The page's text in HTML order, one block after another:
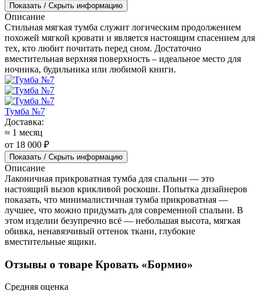
Показать / Скрыть информацию
Описание
Стильная мягкая тумба служит логическим продолжением
похожей мягкой кровати и является настоящим спасением для
тех, кто любит почитать перед сном. Достаточно
вместительная верхняя поверхность – идеальное место для
ночника, будильника или любимой книги.
Тумба №7
Доставка:
≈ 1 месяц
от 18 000 ₽
Показать / Скрыть информацию
Описание
Лаконичная прикроватная тумба для спальни — это
настоящий вызов крикливой роскоши. Попытка дизайнеров
показать, что минималистичная тумба прикроватная —
лучшее, что можно придумать для современной спальни. В
этом изделии безупречно всё — небольшая высота, мягкая
обивка, ненавязчивый оттенок ткани, глубокие
вместительные ящики.
Отзывы о товаре Кровать «Бормио»
Средняя оценка